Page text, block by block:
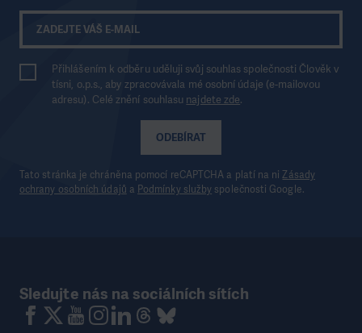
ODEBÍRAT
Přihlášením k odběru uděluji svůj souhlas společnosti Člověk v
tísni, o.p.s., aby zpracovávala mé osobní údaje (e-mailovou
adresu). Celé znění souhlasu najdete zde.
Tato stránka je chráněna pomocí reCAPTCHA a platí na niZásady
ochrany osobních údajů a Podmínky služby společnosti Google.
Sledujte nás na sociálních sítích